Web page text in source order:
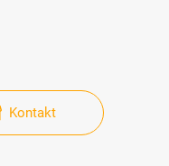
Kontakt